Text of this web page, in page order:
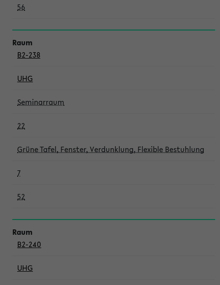
56
B2-238
UHG
Seminarraum
22
Grüne Tafel, Fenster, Verdunklung, Flexible Bestuhlung
7
52
B2-240
UHG